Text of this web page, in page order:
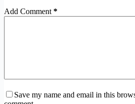
Add Comment *
Save my name and email in this